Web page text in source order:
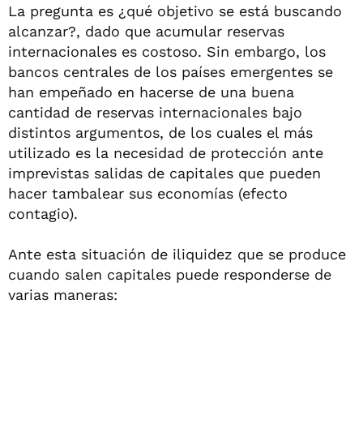
La pregunta es ¿qué objetivo se está buscando
alcanzar?, dado que acumular reservas
internacionales es costoso. Sin embargo, los
bancos centrales de los países emergentes se
han empeñado en hacerse de una buena
cantidad de reservas internacionales bajo
distintos argumentos, de los cuales el más
utilizado es la necesidad de protección ante
imprevistas salidas de capitales que pueden
hacer tambalear sus economías (efecto
contagio).
Ante esta situación de iliquidez que se produce
cuando salen capitales puede responderse de
varias maneras: